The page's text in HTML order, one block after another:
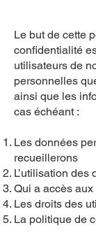
Le but de cette
confidentialité
utilisateurs de
personnelles
ainsi que les
cas échéant :
Les données
recueillerons
L’utilisation
Qui a accès
Les droits des
La politique de